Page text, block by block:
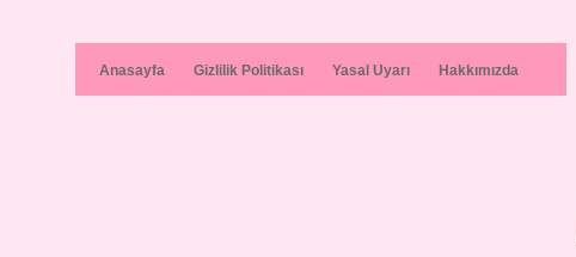
Anasayfa Gizlilik Politikası Yasal Uyarı Hakkımızda